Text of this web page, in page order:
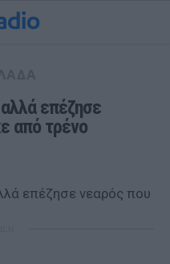
επέζησε
από τρένο